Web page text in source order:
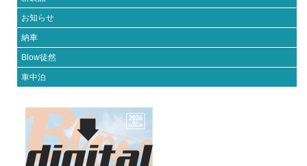
お知らせ
納車
Blow徒然
車中泊